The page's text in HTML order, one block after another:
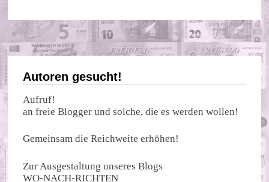
Autoren gesucht!
Aufruf!
an freie Blogger und solche, die es werden wollen!
Gemeinsam die Reichweite erhöhen!
Zur Ausgestaltung unseres Blogs
WO-NACH-RICHTEN